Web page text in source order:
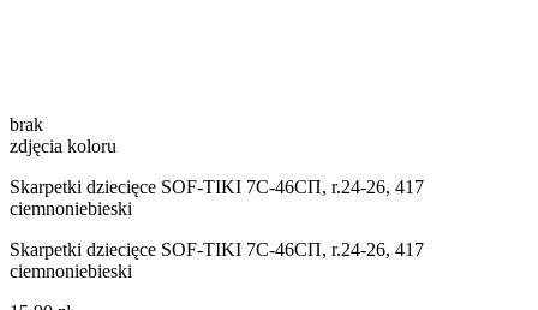
brak
zdjęcia koloru
Skarpetki dziecięce SOF-TIKI 7С-46СП, r.24-26, 417
ciemnoniebieski
Skarpetki dziecięce SOF-TIKI 7С-46СП, r.24-26, 417
ciemnoniebieski